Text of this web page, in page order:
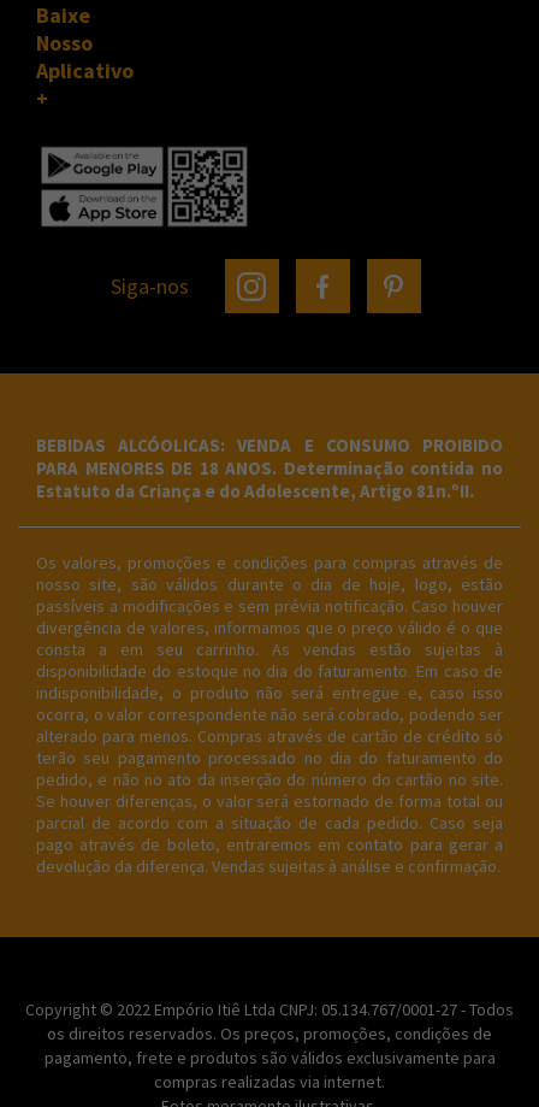
Baixe
Nosso
Aplicativo
Siga-nos
BEBIDAS ALCÓOLICAS: VENDA E CONSUMO PROIBIDO
PARA MENORES DE 18 ANOS. Determinação contida no
Estatuto da Criança e do Adolescente, Artigo 81n.ºII.
Os valores, promoções e condições para compras através de
nosso site, são válidos durante o dia de hoje, logo, estão
passíveis a modificações e sem prévia notificação. Caso houver
divergência de valores, informamos que o preço válido é o que
consta a em seu carrinho. As vendas estão sujeitas à
disponibilidade do estoque no dia do faturamento. Em caso de
indisponibilidade, o produto não será entregue e, caso isso
ocorra, o valor correspondente não será cobrado, podendo ser
alterado para menos. Compras através de cartão de crédito só
terão seu pagamento processado no dia do faturamento do
pedido, e não no ato da inserção do número do cartão no site.
Se houver diferenças, o valor será estornado de forma total ou
parcial de acordo com a situação de cada pedido. Caso seja
pago através de boleto, entraremos em contato para gerar a
devolução da diferença. Vendas sujeitas à análise e confirmação.
Copyright © 2022 Empório Itiê Ltda CNPJ: 05.134.767/0001-27 - Todos
os direitos reservados. Os preços, promoções, condições de
pagamento, frete e produtos são válidos exclusivamente para
compras realizadas via internet.